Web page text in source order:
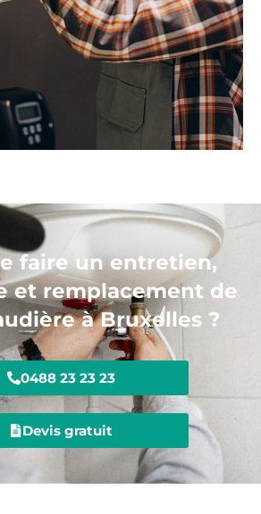
faire un entretien,
et remplacement de
à Bruxelles ?
0488 23 23 23
Devis gratuit